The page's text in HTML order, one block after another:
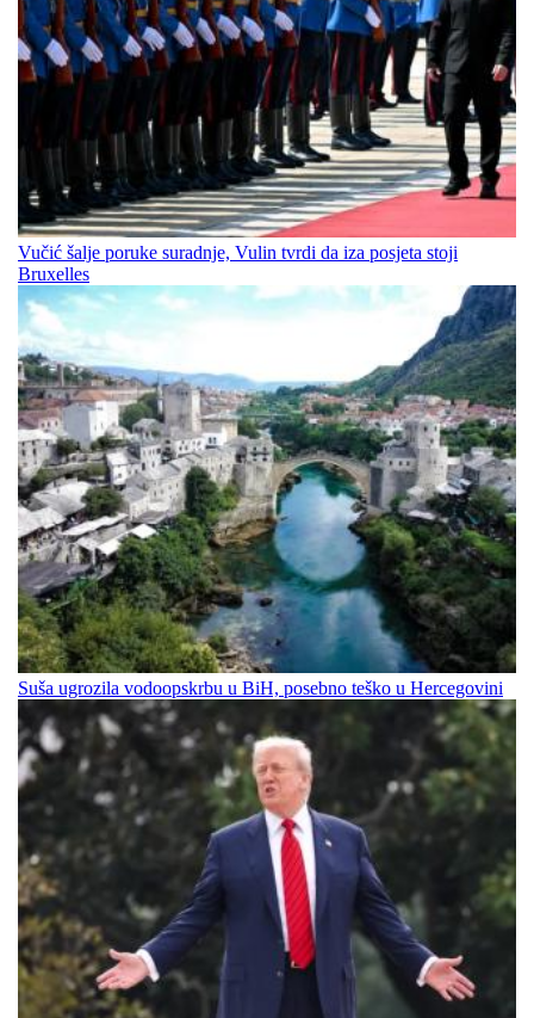
Vučić šalje poruke suradnje, Vulin tvrdi da iza posjeta stoji
Bruxelles
Suša ugrozila vodoopskrbu u BiH, posebno teško u Hercegovini